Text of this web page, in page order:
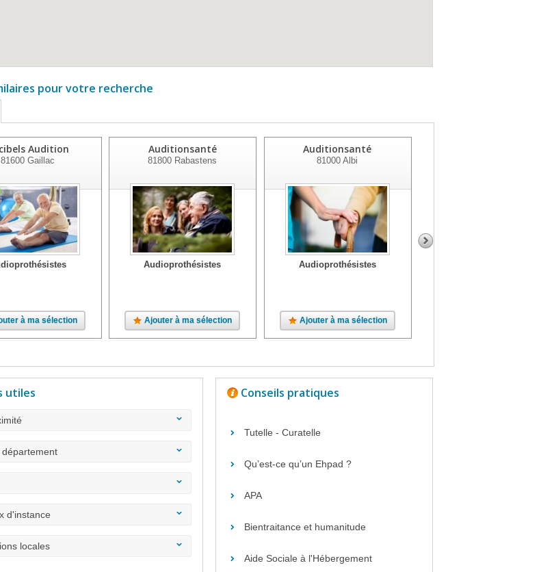
pour votre recherche
Audition
81600 Gaillac
à ma sélection
Auditionsanté
81800 Rabastens
Audioprothésistes
Ajouter à ma sélection
Auditionsanté
81000 Albi
Audioprothésistes
Ajouter à ma sélection
utiles
d'instance
locales
Conseils pratiques
Tutelle - Curatelle
Qu’est-ce qu’un Ehpad ?
APA
Bientraitance et humanitude
Aide Sociale à l'Hébergement